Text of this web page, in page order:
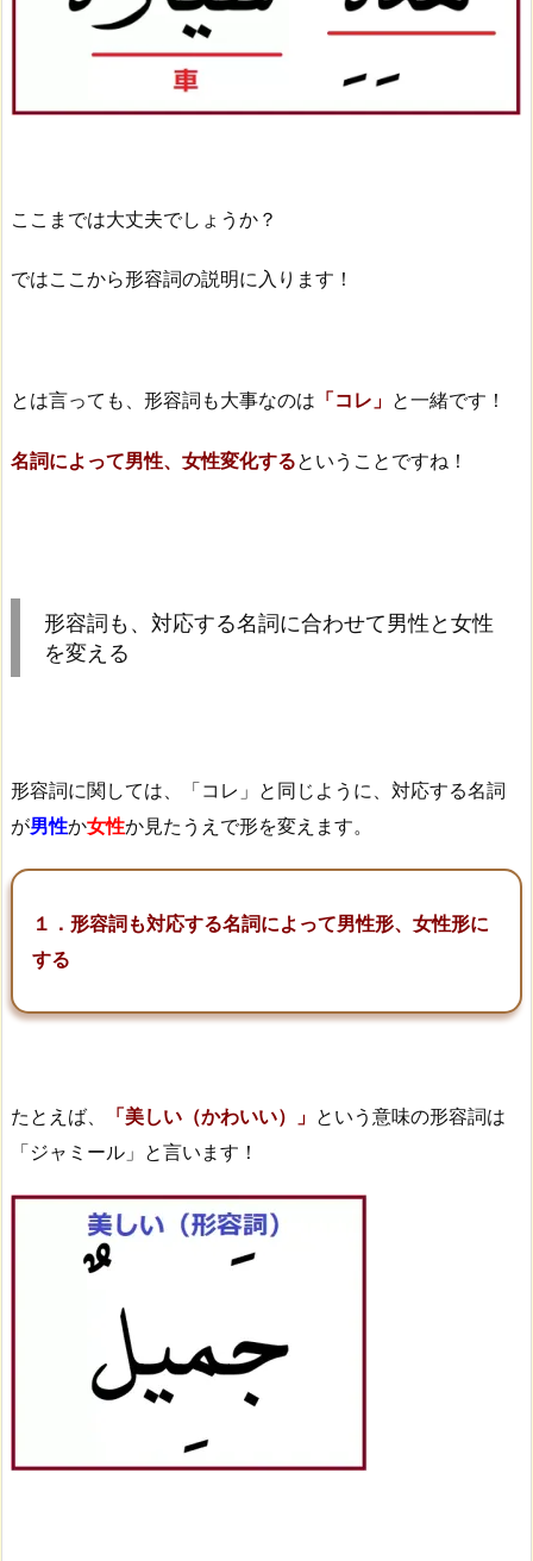
ここまでは大丈夫でしょうか？
ではここから形容詞の説明に入ります！
とは言っても、形容詞も大事なのは 「コレ」 と一緒です！
名詞によって男性、女性変化するということですね！
形容詞も、対応する名詞に合わせて男性と女性
を変える
形容詞に関しては、「コレ」と同じように、対応する名詞
が男性か女性か見たうえで形を変えます。
１．形容詞も対応する名詞によって男性形、女性形に
する
たとえば、 「美しい（かわいい）」 という意味の形容詞は
「ジャミール」と言います！